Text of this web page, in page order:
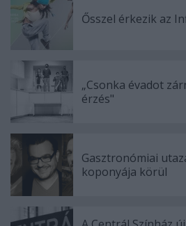
Ősszel érkezik az
„Csonka évadot
érzés"
Gasztronómiai
koponyája körül